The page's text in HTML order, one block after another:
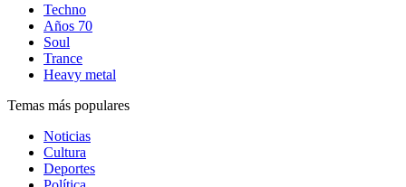
Techno
Años 70
Soul
Trance
Heavy metal
Temas más populares
Noticias
Cultura
Deportes